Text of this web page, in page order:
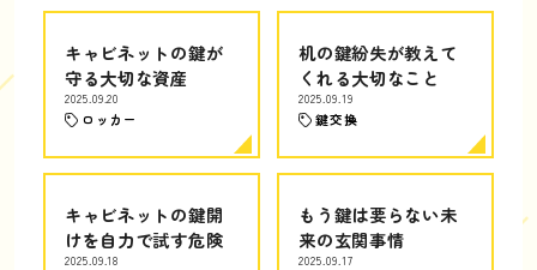
キャビネットの鍵が
守る大切な資産
2025.09.20
ロッカー
机の鍵紛失が教えて
くれる大切なこと
2025.09.19
鍵交換
キャビネットの鍵開
けを自力で試す危険
2025.09.18
もう鍵は要らない未
来の玄関事情
2025.09.17